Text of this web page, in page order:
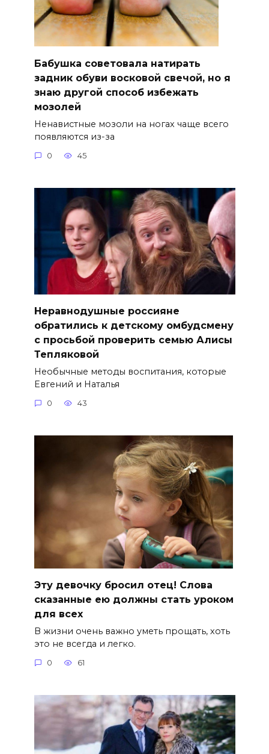
Бабушка советовала натирать
задник обуви восковой свечой, но я
знаю другой способ избежать
мозолей
Ненавистные мозоли на ногах чаще всего
появляются из-за
0 45
Неравнодушные россияне
обратились к детскому омбудсмену
с просьбой проверить семью Алисы
Тепляковой
Необычные методы воспитания, которые
Евгений и Наталья
0 43
Эту девочку бросил отец! Слова
сказанные ею должны стать уроком
для всех
В жизни очень важно уметь прощать, хоть
это не всегда и легко.
0 61